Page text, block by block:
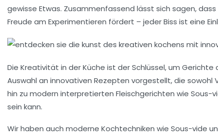
gewisse Etwas. Zusammenfassend lässt sich sagen,
Freude am Experimentieren fördert – jeder Biss ist eine
Die Kreativität in der Küche ist der Schlüssel, um
Auswahl an innovativen Rezepten vorgestellt, die sowohl
hin zu modern interpretierten Fleischgerichten wie Sous-
sein kann.
Wir haben auch moderne Kochtechniken wie Sous-vide